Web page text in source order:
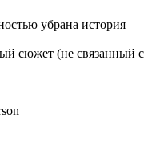
убрана история
сюжет (не связанный с